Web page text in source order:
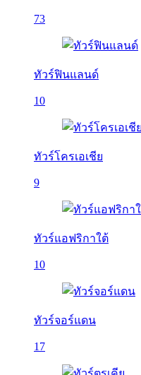
73
ทัวร์ฟินแลนด์
10
ทัวร์โครเอเชีย
9
ทัวร์แอฟริกาใต้
10
ทัวร์จอร์แดน
17